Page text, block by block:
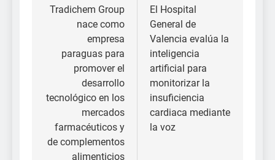
de
entradas
Tradichem Group
nace como
empresa
paraguas para
promover el
desarrollo
tecnológico en los
mercados
farmacéuticos y
de complementos
alimenticios
El Hospital
General de
Valencia evalúa la
inteligencia
artificial para
monitorizar la
insuficiencia
cardiaca mediante
la voz